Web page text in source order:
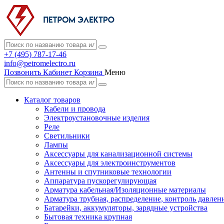
+7 (495) 787-17-46
info@petromelectro.ru
Позвонить Кабинет Корзина Меню
Каталог товаров
Кабели и провода
Электроустановочные изделия
Реле
Светильники
Лампы
Аксессуары для канализационной системы
Аксессуары для электроинструментов
Антенны и спутниковые технологии
Аппаратура пускорегулирующая
Арматура кабельная/Изоляционные материалы
Арматура трубная, распределение, контроль
Батарейки, аккумуляторы, зарядные устройства
Бытовая техника крупная